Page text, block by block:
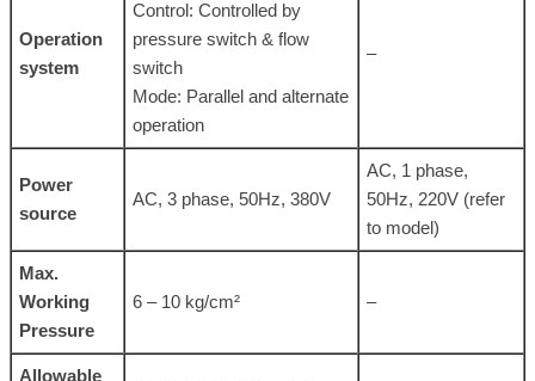
Operation
system
Control: Controlled by
pressure switch & flow
switch
Mode: Parallel and alternate
operation
–
Power
source
AC, 3 phase, 50Hz, 380V
AC, 1 phase,
50Hz, 220V (refer
to model)
Max.
Working
Pressure
6 – 10 kg/cm² –
Allowable